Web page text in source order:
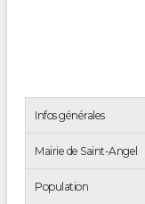
Infos générales
Mairie de Saint-Angel
Population